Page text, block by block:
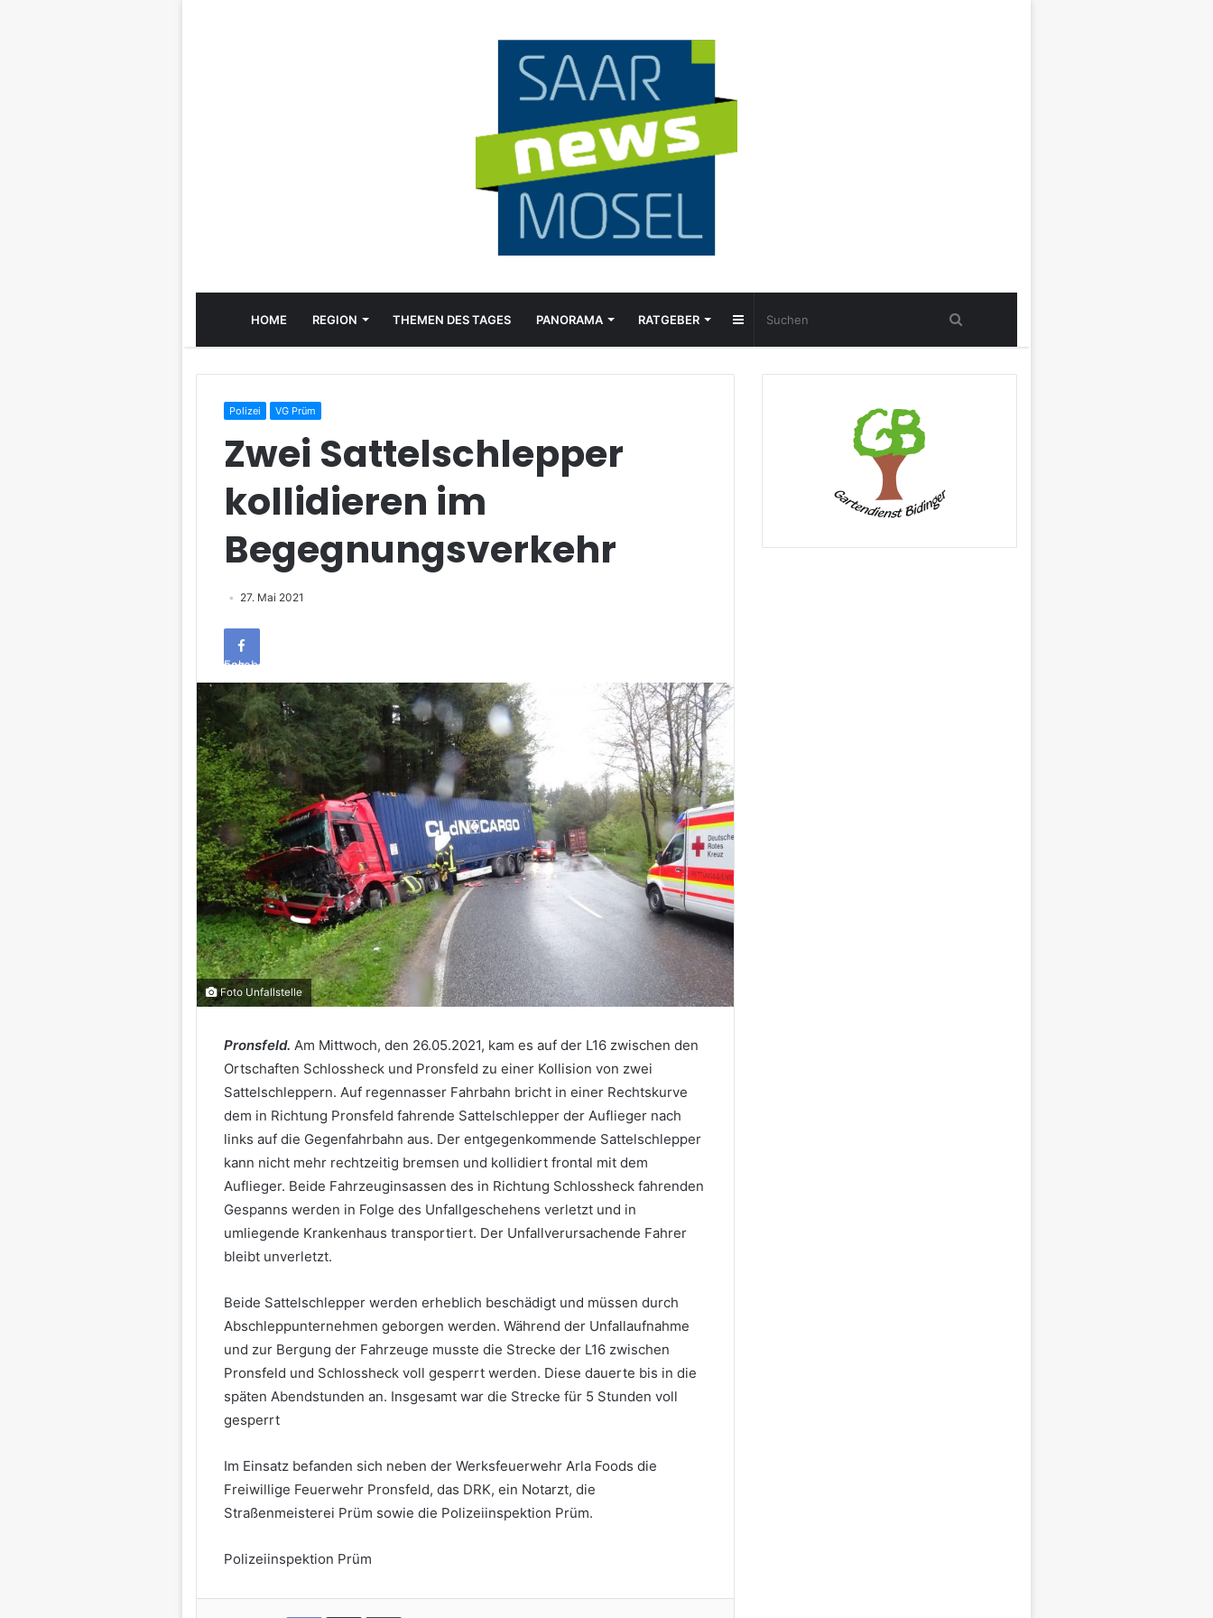
HOME REGION THEMEN DES TAGES PANORAMA RATGEBER Sidebar
Polizei VG Prüm
Zwei Sattelschlepper
kollidieren im
Begegnungsverkehr
27. Mai 2021
Facebook
Foto Unfallstelle
Pronsfeld. Am Mittwoch, den 26.05.2021, kam es auf der L16 zwischen den
Ortschaften Schlossheck und Pronsfeld zu einer Kollision von zwei
Sattelschleppern. Auf regennasser Fahrbahn bricht in einer Rechtskurve
dem in Richtung Pronsfeld fahrende Sattelschlepper der Auflieger nach
links auf die Gegenfahrbahn aus. Der entgegenkommende Sattelschlepper
kann nicht mehr rechtzeitig bremsen und kollidiert frontal mit dem
Auflieger. Beide Fahrzeuginsassen des in Richtung Schlossheck fahrenden
Gespanns werden in Folge des Unfallgeschehens verletzt und in
umliegende Krankenhaus transportiert. Der Unfallverursachende Fahrer
bleibt unverletzt.
Beide Sattelschlepper werden erheblich beschädigt und müssen durch
Abschleppunternehmen geborgen werden. Während der Unfallaufnahme
und zur Bergung der Fahrzeuge musste die Strecke der L16 zwischen
Pronsfeld und Schlossheck voll gesperrt werden. Diese dauerte bis in die
späten Abendstunden an. Insgesamt war die Strecke für 5 Stunden voll
gesperrt
Im Einsatz befanden sich neben der Werksfeuerwehr Arla Foods die
Freiwillige Feuerwehr Pronsfeld, das DRK, ein Notarzt, die
Straßenmeisterei Prüm sowie die Polizeiinspektion Prüm.
Polizeiinspektion Prüm